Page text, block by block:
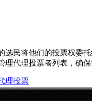
选民将他们的投票权委
理代理投票者列表，确保
理投票